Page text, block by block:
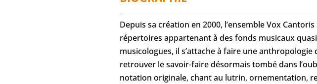
Depuis sa création en 2000, l’ensemble Vox
répertoires appartenant à des fonds musicaux
musicologues, il s’attache à faire une anthropologie
retrouver le savoir-faire désormais tombé dans
notation originale, chant au lutrin, ornementation,